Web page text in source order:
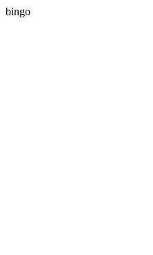
bingo